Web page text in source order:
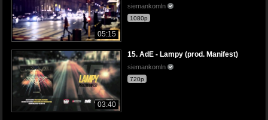
05:15
siemankomln
1080p
03:40
15. AdE - Lampy (prod. Manifest)
siemankomln
720p